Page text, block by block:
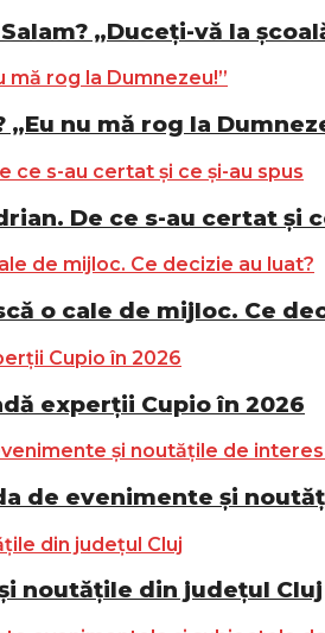
„Duceți-vă la
nu mă rog la
De ce s-au certat și
o cale de mijloc. Ce
experții Cupio în 2026
de evenimente și
noutățile din județul Cluj